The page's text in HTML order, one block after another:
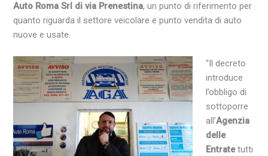
Auto Roma Srl di via Prenestina, un punto di riferimento per
quanto riguarda il settore veicolare e punto vendita di auto
nuove e usate.
“Il decreto
introduce
l’obbligo di
sottoporre
all’Agenzia
delle
Entratetutti